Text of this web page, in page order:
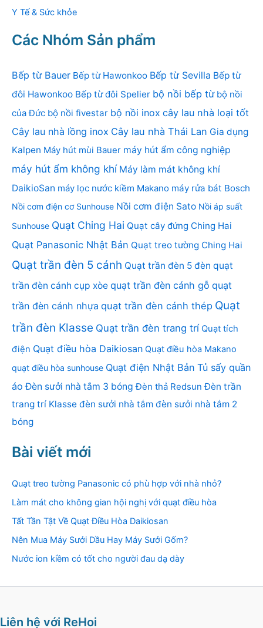
Y Tế & Sức khỏe
Các Nhóm Sản phẩm
Bếp từ Bauer Bếp từ Hawonkoo Bếp từ Sevilla Bếp từ
đôi Hawonkoo Bếp từ đôi Spelier bộ nồi bếp từ bộ nồi
của Đức bộ nồi fivestar bộ nồi inox cây lau nhà loại tốt
Cây lau nhà lồng inox Cây lau nhà Thái Lan Gia dụng
Kalpen Máy hút mùi Bauer máy hút ẩm công nghiệp
máy hút ẩm không khí Máy làm mát không khí
DaikioSan máy lọc nước kiềm Makano máy rửa bát Bosch
Nồi cơm điện cơ Sunhouse Nồi cơm điện Sato Nồi áp suất
Sunhouse Quạt Ching Hai Quạt cây đứng Ching Hai
Quạt Panasonic Nhật Bản Quạt treo tường Ching Hai
Quạt trần đèn 5 cánh Quạt trần đèn 5 đèn quạt
trần đèn cánh cụp xòe quạt trần đèn cánh gỗ quạt
trần đèn cánh nhựa quạt trần đèn cánh thép Quạt
trần đèn Klasse Quạt trần đèn trang trí Quạt tích
điện Quạt điều hòa Daikiosan Quạt điều hòa Makano
quạt điều hòa sunhouse Quạt điện Nhật Bản Tủ sấy quần
áo Đèn sưởi nhà tắm 3 bóng Đèn thả Redsun Đèn trần
trang trí Klasse đèn sưởi nhà tắm đèn sưởi nhà tắm 2
bóng
Bài viết mới
Quạt treo tường Panasonic có phù hợp với nhà nhỏ?
Làm mát cho không gian hội nghị với quạt điều hòa
Tất Tần Tật Về Quạt Điều Hòa Daikiosan
Nên Mua Máy Sưởi Dầu Hay Máy Sưởi Gốm?
Nước ion kiềm có tốt cho người đau dạ dày
Liên hệ với ReHoi